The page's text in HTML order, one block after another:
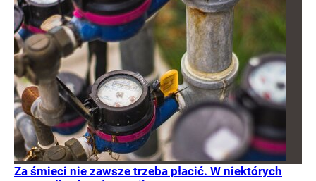
Za śmieci nie zawsze trzeba płacić. W niektórych